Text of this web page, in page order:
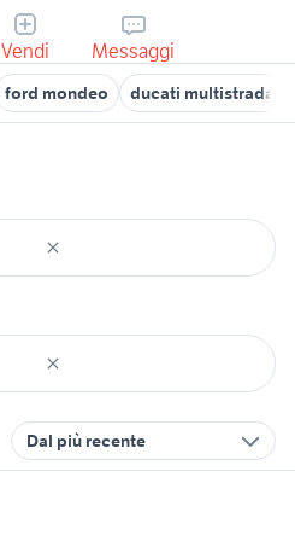
Vendi Messaggi
ford mondeo ducati multistrada
Dal più recente